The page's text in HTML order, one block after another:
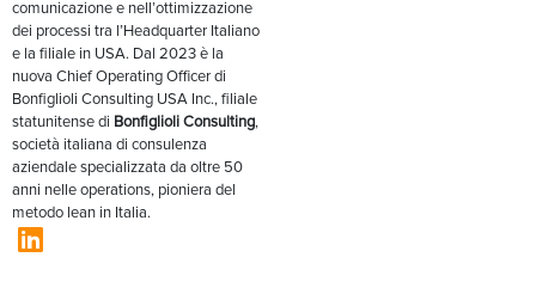
comunicazione e nell’ottimizzazione
dei processi tra l’Headquarter Italiano
e la filiale in USA. Dal 2023 è la
nuova Chief Operating Officer di
Bonfiglioli Consulting USA Inc., filiale
statunitense di Bonfiglioli Consulting,
società italiana di consulenza
aziendale specializzata da oltre 50
anni nelle operations, pioniera del
metodo lean in Italia.